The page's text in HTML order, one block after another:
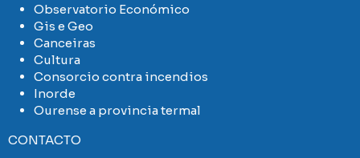
Observatorio Económico
Gis e Geo
Canceiras
Cultura
Consorcio contra incendios
Inorde
Ourense a provincia termal
CONTACTO